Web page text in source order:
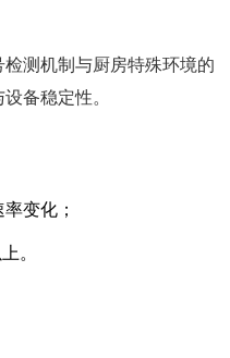
测机制与厨房特殊环境的
备稳定性。
变化；
。